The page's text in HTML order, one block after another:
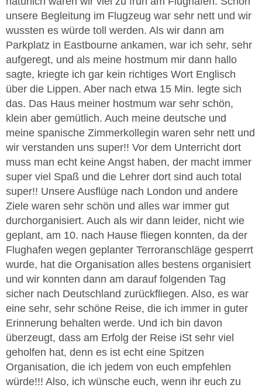
unsere Begleitung im Flugzeug war sehr nett und wir
wussten es würde toll werden. Als wir dann am
Parkplatz in Eastbourne ankamen, war ich sehr, sehr
aufgeregt, und als meine hostmum mir dann hallo
sagte, kriegte ich gar kein richtiges Wort Englisch
über die Lippen. Aber nach etwa 15 Min. legte sich
das. Das Haus meiner hostmum war sehr schön,
klein aber gemütlich. Auch meine deutsche und
meine spanische Zimmerkollegin waren sehr nett und
wir verstanden uns super!! Vor dem Unterricht dort
muss man echt keine Angst haben, der macht immer
super viel Spaß und die Lehrer dort sind auch total
super!! Unsere Ausflüge nach London und andere
Ziele waren sehr schön und alles war immer gut
durchorganisiert. Auch als wir dann leider, nicht wie
geplant, am 10. nach Hause fliegen konnten, da der
Flughafen wegen geplanter Terroranschläge gesperrt
wurde, hat die Organisation alles bestens organisiert
und wir konnten dann am darauf folgenden Tag
sicher nach Deutschland zurückfliegen. Also, es war
eine sehr, sehr schöne Reise, die ich immer in guter
Erinnerung behalten werde. Und ich bin davon
überzeugt, dass am Erfolg der Reise iSt sehr viel
geholfen hat, denn es ist echt eine Spitzen
Organisation, die ich jedem von euch empfehlen
würde!!! Also, ich wünsche euch, wenn ihr euch zu